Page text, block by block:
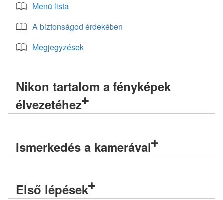
Menü lista
A biztonságod érdekében
Megjegyzések
Nikon tartalom a fényképek
élvezetéhez
Ismerkedés a kamerával
Első lépések